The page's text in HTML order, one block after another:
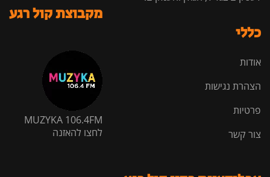
כללי
אודות
הצהרת נגישות
פרטיות
צור קשר
מקבוצת קול רגע
MUZYKA 106.4FM
לחצו להאזנה